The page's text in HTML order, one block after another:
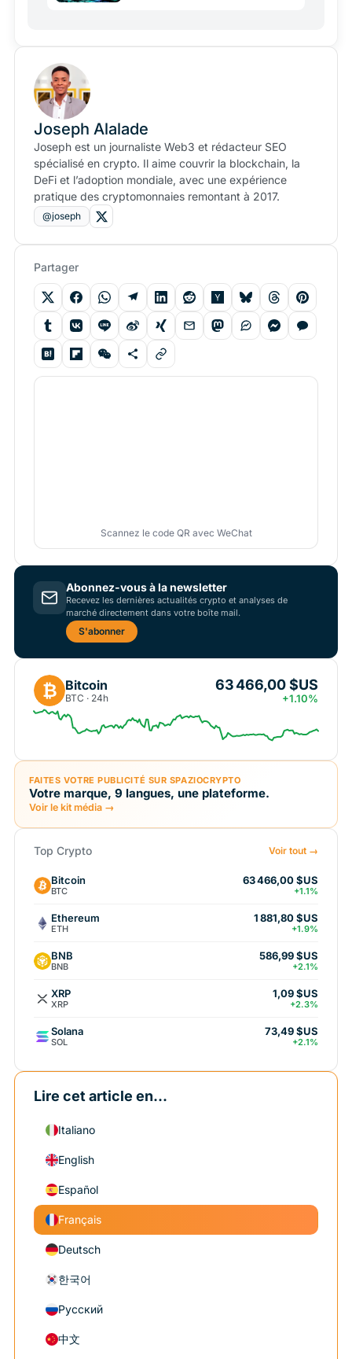
Joseph Alalade
Joseph est un journaliste Web3 et rédacteur SEO
spécialisé en crypto. Il aime couvrir la blockchain, la
DeFi et l’adoption mondiale, avec une expérience
pratique des cryptomonnaies remontant à 2017.
@joseph
Partager
Scannez le code QR avec WeChat
Abonnez-vous à la newsletter
Recevez les dernières actualités crypto et analyses de
marché directement dans votre boîte mail.
S'abonner
₿ Bitcoin
BTC · 24h
63 466,00 $US
+1.10%
FAITES VOTRE PUBLICITÉ SUR SPAZIOCRYPTO
Votre marque, 9 langues, une plateforme.
Voir le kit média →
Top Crypto Voir tout →
Bitcoin
BTC
63 466,00 $US
+1.1%
Ethereum
ETH
1 881,80 $US
+1.9%
BNB
BNB
586,99 $US
+2.1%
XRP
XRP
1,09 $US
+2.3%
Solana
SOL
73,49 $US
+2.1%
Lire cet article en...
Italiano
English
Español
Français
Deutsch
한국어
Русский
中文